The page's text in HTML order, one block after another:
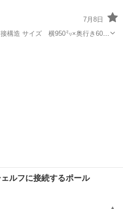
7月8日
行き600
ルフに接続するポール